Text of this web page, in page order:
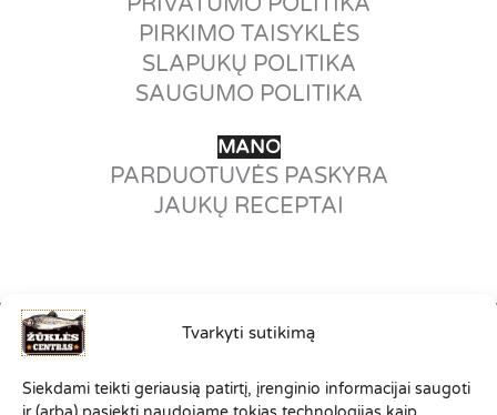
Tvarkyti sutikimą
Siekdami teikti geriausią patirtį, įrenginio informacijai saugoti
PIRKIMO TAISYKLĖS
SLAPUKŲ POLITIKA
SAUGUMO POLITIKA
MANO
PARDUOTUVĖS PASKYRA
JAUKŲ RECEPTAI
VISOS TEISĖS SAUGOMOS.